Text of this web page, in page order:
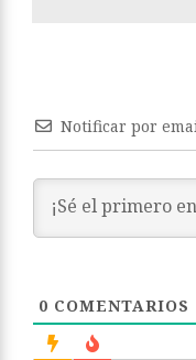
Notificar por
0 COMENTARIOS